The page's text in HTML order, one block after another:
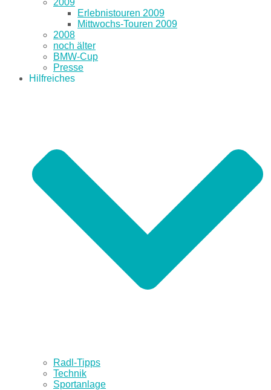
2009
Erlebnistouren 2009
Mittwochs-Touren 2009
2008
noch älter
BMW-Cup
Presse
Hilfreiches
Radl-Tipps
Technik
Sportanlage